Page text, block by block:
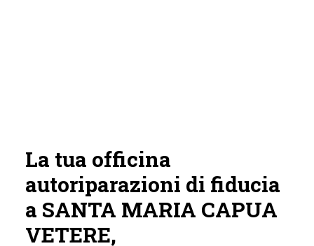
La tua officina
autoriparazioni di fiducia
a SANTA MARIA CAPUA
VETERE,